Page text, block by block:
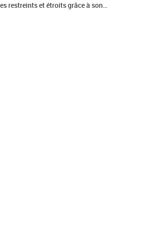
restreints et étroits grâce à son
est d'une qualité
: cette étagère à chaussures